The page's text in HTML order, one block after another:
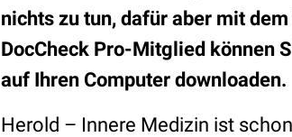
nichts zu tun, dafür aber mit
DocCheck Pro-Mitglied können
auf Ihren Computer downloaden.
Herold – Innere Medizin ist